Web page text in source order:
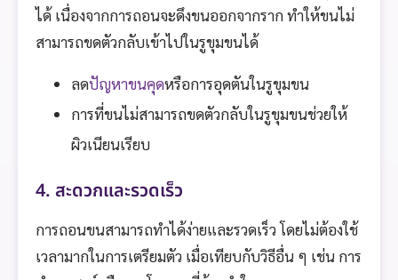
ได้ เนื่องจากการถอนจะดึงขนออกจากราก ทำให้ขนไม่
สามารถขดตัวกลับเข้าไปในรูขุมขนได้
ลดปัญหาขนคุดหรือการอุดตันในรูขุมขน
การที่ขนไม่สามารถขดตัวกลับในรูขุมขนช่วยให้
ผิวเนียนเรียบ
4. สะดวกและรวดเร็ว
การถอนขนสามารถทำได้ง่ายและรวดเร็ว โดยไม่ต้องใช้
เวลามากในการเตรียมตัว เมื่อเทียบกับวิธีอื่น ๆ เช่น การ